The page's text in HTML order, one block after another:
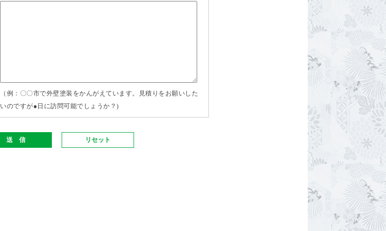
（例：〇〇市で外壁塗装をかんがえています。見積りをお願いした
いのですが●日に訪問可能でしょうか？)